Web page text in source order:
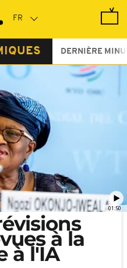
DERNIÈRE
01:50
à la
à l'IA